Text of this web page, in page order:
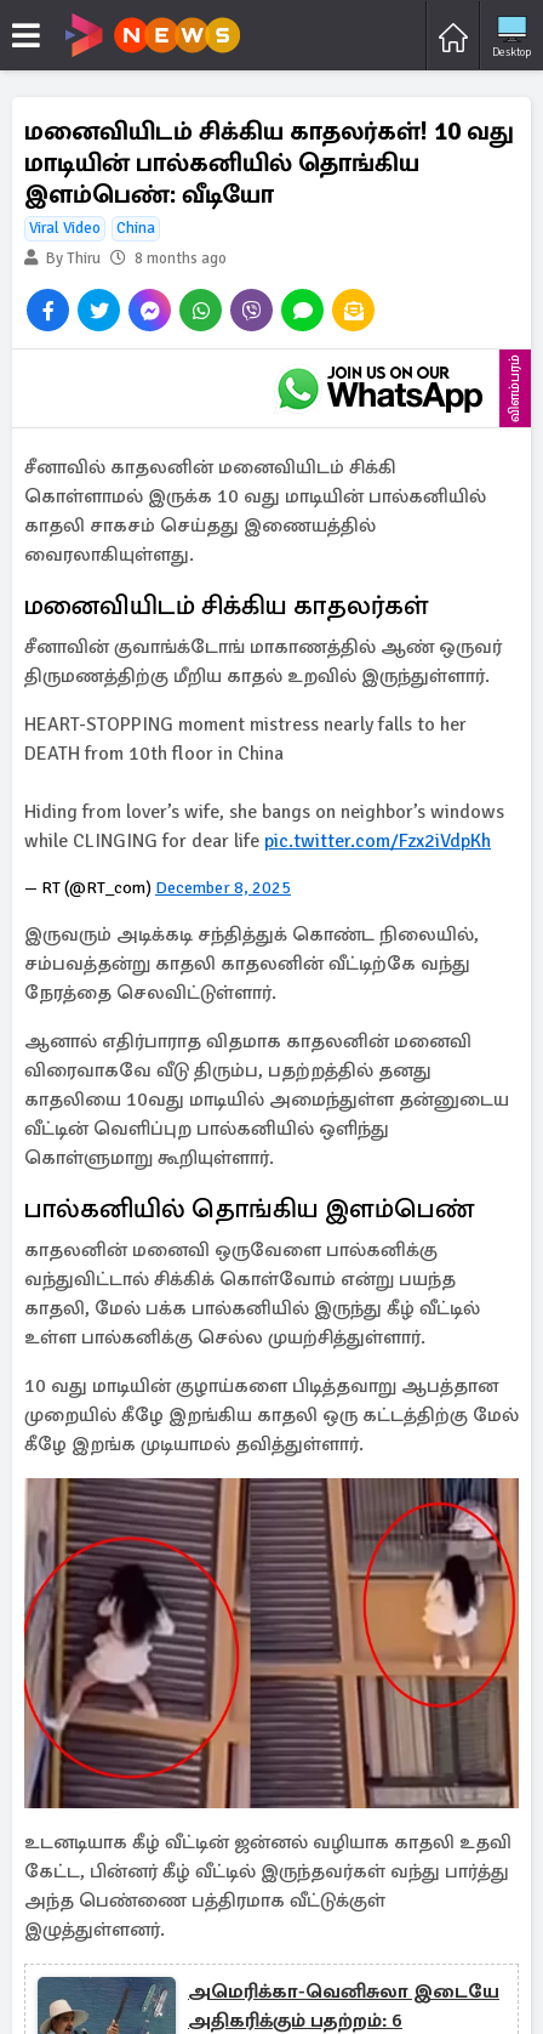
Desktop
மனைவியிடம் சிக்கிய காதலர்கள்! 10 வது
மாடியின் பால்கனியில் தொங்கிய
இளம்பெண்: வீடியோ
Viral Video
China
By Thiru
8 months ago
விளம்பரம்
சீனாவில் காதலனின் மனைவியிடம் சிக்கி
கொள்ளாமல் இருக்க 10 வது மாடியின் பால்கனியில்
காதலி சாகசம் செய்தது இணையத்தில்
வைரலாகியுள்ளது.
மனைவியிடம் சிக்கிய காதலர்கள்
சீனாவின் குவாங்க்டோங் மாகாணத்தில் ஆண் ஒருவர்
திருமணத்திற்கு மீறிய காதல் உறவில் இருந்துள்ளார்.
HEART-STOPPING moment mistress nearly falls to her
DEATH from 10th floor in China
Hiding from lover’s wife, she bangs on neighbor’s windows
while CLINGING for dear life pic.twitter.com/Fzx2iVdpKh
— RT (@RT_com) December 8, 2025
இருவரும் அடிக்கடி சந்தித்துக் கொண்ட நிலையில்,
சம்பவத்தன்று காதலி காதலனின் வீட்டிற்கே வந்து
நேரத்தை செலவிட்டுள்ளார்.
ஆனால் எதிர்பாராத விதமாக காதலனின் மனைவி
விரைவாகவே வீடு திரும்ப, பதற்றத்தில் தனது
காதலியை 10வது மாடியில் அமைந்துள்ள தன்னுடைய
வீட்டின் வெளிப்புற பால்கனியில் ஒளிந்து
கொள்ளுமாறு கூறியுள்ளார்.
பால்கனியில் தொங்கிய இளம்பெண்
காதலனின் மனைவி ஒருவேளை பால்கனிக்கு
வந்துவிட்டால் சிக்கிக் கொள்வோம் என்று பயந்த
காதலி, மேல் பக்க பால்கனியில் இருந்து கீழ் வீட்டில்
உள்ள பால்கனிக்கு செல்ல முயற்சித்துள்ளார்.
10 வது மாடியின் குழாய்களை பிடித்தவாறு ஆபத்தான
முறையில் கீழே இறங்கிய காதலி ஒரு கட்டத்திற்கு மேல்
கீழே இறங்க முடியாமல் தவித்துள்ளார்.
உடனடியாக கீழ் வீட்டின் ஜன்னல் வழியாக காதலி உதவி
கேட்ட, பின்னர் கீழ் வீட்டில் இருந்தவர்கள் வந்து பார்த்து
அந்த பெண்ணை பத்திரமாக வீட்டுக்குள்
இழுத்துள்ளனர்.
அமெரிக்கா-வெனிசுலா இடையே
அதிகரிக்கும் பதற்றம்: 6